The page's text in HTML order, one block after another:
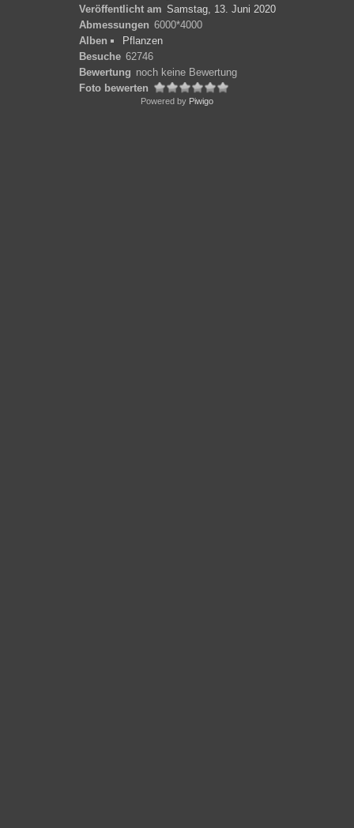
Veröffentlicht am Samstag, 13. Juni 2020
Abmessungen 6000*4000
Alben
Pflanzen
Besuche 62746
Bewertung noch keine Bewertung
Foto bewerten
Powered by Piwigo